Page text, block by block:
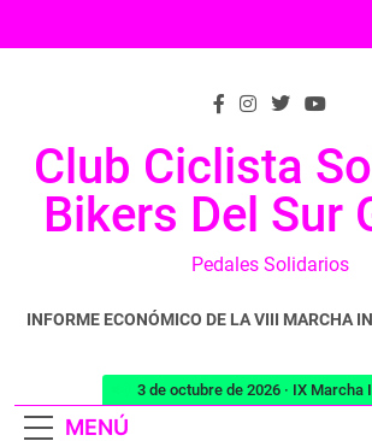
Club Ciclista
Bikers Del Sur
Pedales Solidarios
INFORME ECONÓMICO DE LA VIII MARCHA
MENÚ
3 de octubre de 2026 · IX